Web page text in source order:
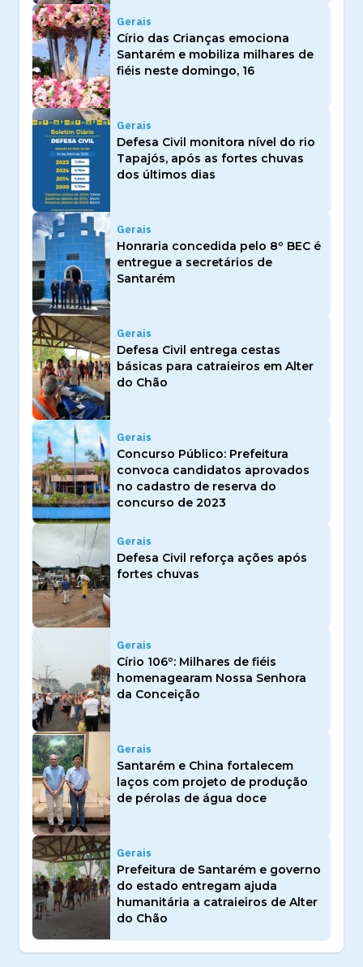
Gerais
Círio das Crianças emociona
Santarém e mobiliza milhares de
fiéis neste domingo, 16
Gerais
Defesa Civil monitora nível do rio
Tapajós, após as fortes chuvas
dos últimos dias
Gerais
Honraria concedida pelo 8º BEC é
entregue a secretários de
Santarém
Gerais
Defesa Civil entrega cestas
básicas para catraieiros em Alter
do Chão
Gerais
Concurso Público: Prefeitura
convoca candidatos aprovados
no cadastro de reserva do
concurso de 2023
Gerais
Defesa Civil reforça ações após
fortes chuvas
Gerais
Círio 106º: Milhares de fiéis
homenagearam Nossa Senhora
da Conceição
Gerais
Santarém e China fortalecem
laços com projeto de produção
de pérolas de água doce
Gerais
Prefeitura de Santarém e governo
do estado entregam ajuda
humanitária a catraieiros de Alter
do Chão